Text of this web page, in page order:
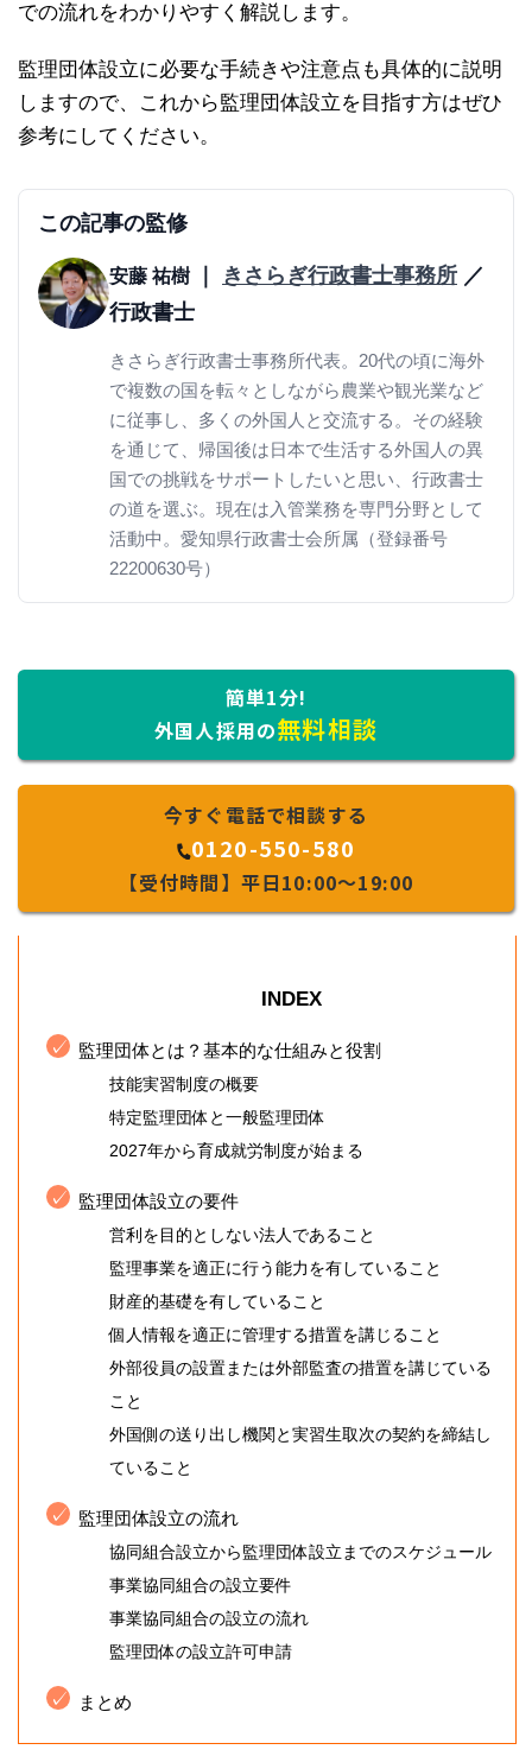
での流れをわかりやすく解説します。
監理団体設立に必要な手続きや注意点も具体的に説明
しますので、これから監理団体設立を目指す方はぜひ
参考にしてください。
この記事の監修
安藤 祐樹 きさらぎ行政書士事務所 ／
行政書士
きさらぎ行政書士事務所代表。20代の頃に海外
で複数の国を転々としながら農業や観光業など
に従事し、多くの外国人と交流する。その経験
を通じて、帰国後は日本で生活する外国人の異
国での挑戦をサポートしたいと思い、行政書士
の道を選ぶ。現在は入管業務を専門分野として
活動中。愛知県行政書士会所属（登録番号
22200630号）
簡単1分!
外国人採用の無料相談
今すぐ電話で相談する
0120-550-580
【受付時間】平日10:00～19:00
INDEX
監理団体とは？基本的な仕組みと役割
技能実習制度の概要
特定監理団体と一般監理団体
2027年から育成就労制度が始まる
監理団体設立の要件
営利を目的としない法人であること
監理事業を適正に行う能力を有していること
財産的基礎を有していること
個人情報を適正に管理する措置を講じること
外部役員の設置または外部監査の措置を講じている
こと
外国側の送り出し機関と実習生取次の契約を締結し
ていること
監理団体設立の流れ
協同組合設立から監理団体設立までのスケジュール
事業協同組合の設立要件
事業協同組合の設立の流れ
監理団体の設立許可申請
まとめ